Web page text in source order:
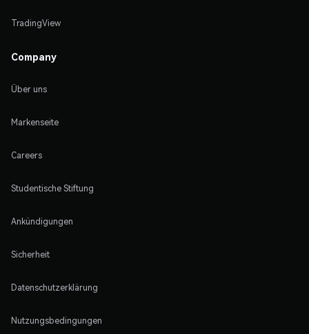
TradingView
Company
Über uns
Markenseite
Careers
Studentische Stiftung
Ankündigungen
Sicherheit
Datenschutzerklärung
Nutzungsbedingungen